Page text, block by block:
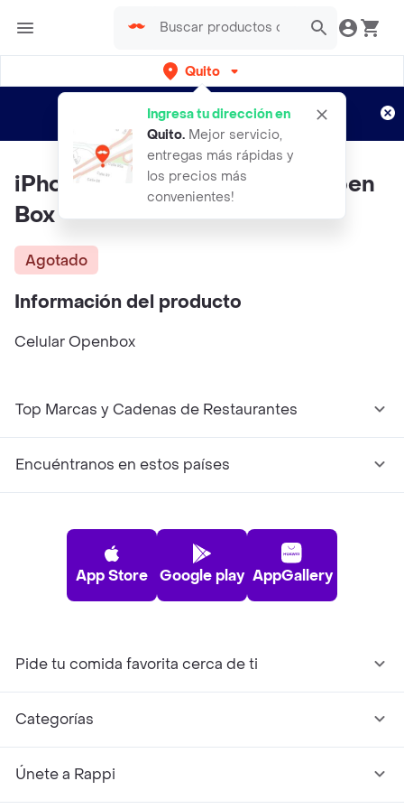
Quito
Ingresa tu dirección en
Quito. Mejor servicio,
entregas más rápidas y
los precios más
convenientes!
envíos gratis por semanas
Aplican TyC
iPhone Xs Max 64 Gb Silver Open
Box
Agotado
Información del producto
Celular Openbox
Top Marcas y Cadenas de Restaurantes
Encuéntranos en estos países
App Store Google play AppGallery
Pide tu comida favorita cerca de ti
Categorías
Únete a Rappi